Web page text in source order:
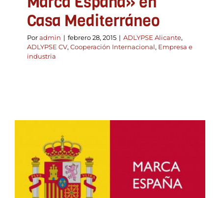
Casa Mediterráneo
Poradmin | febrero 28, 2015 | ADLYPSE Alicante,
ADLYPSE CV, Cooperación Internacional, Empresa e
industria
Llevamos la importancia
del desarrollo local a
Marca España
ADLYPSE Alicante ADLYPSE Castellón